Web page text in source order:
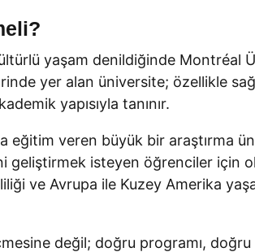
yaşam denildiğinde
yer alan üniversite; özellikle
yapısıyla tanınır.
veren büyük bir araştırma
geliştirmek isteyen öğrenciler için
ve Avrupa ile Kuzey Amerika
değil; doğru programı,